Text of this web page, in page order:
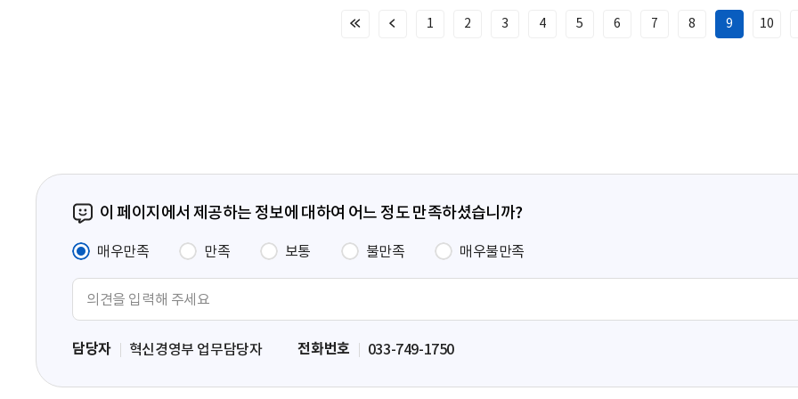
처
이
1 2 3 4 5 6 7 8 9 10
이 페이지에서 제공하는 정보에 대하여 어느 정도 만족하셨습니까?
매우만족 만족 보통 불만족 매우불만족
력
담당자 혁신경영부 업무담당자 전화번호 033-749-1750